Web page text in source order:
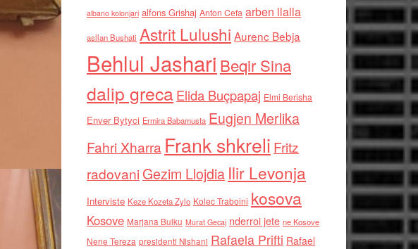
albano kolonjari alfons Grishaj Anton Cefa arben llalla
asllan Bushati Astrit Lulushi Aurenc Bebja
Behlul Jashari Beqir Sina
dalip grecaElida Buçpapaj Elmi Berisha
Enver Bytyci Ermira Babamusta Eugjen Merlika
Fahri Xharra Frank shkreli Fritz
radovaniGezim Llojdia Ilir Levonja
Interviste Keze Kozeta Zylo Kolec Traboini kosova
Kosove Marjana Bulku Murat Gecaj nderroi jete ne Kosove
Nene Tereza presidenti Nishani Rafaela Prifti Rafael